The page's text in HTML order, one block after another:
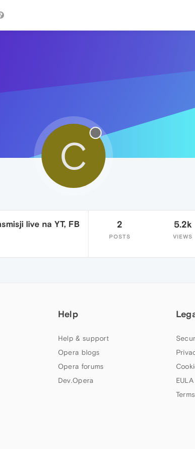
C
live na YT, FB
2
POSTS
5.2k
VIEWS
Help
Help & support
Opera blogs
Opera forums
Dev.Opera
EULA